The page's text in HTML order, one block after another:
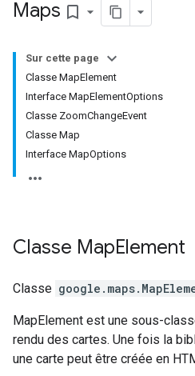
Maps bookmark_border
Sur cette page
Classe MapElement
Interface MapElementOptions
Classe ZoomChangeEvent
Classe Map
Interface MapOptions
Classe MapElement
Classe google.maps.
MapElement est une sous-
rendu des cartes. Une fois la
une carte peut être créée en